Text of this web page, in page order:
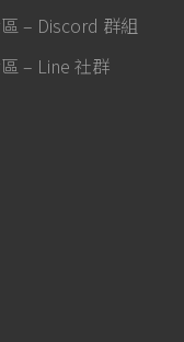
– Discord 群組
– Line 社群